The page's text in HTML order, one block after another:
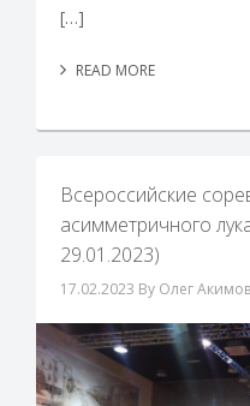
[…]
READ MORE
Всероссийские
асимметричного
29.01.2023)
17.02.2023 By Олег Акимов